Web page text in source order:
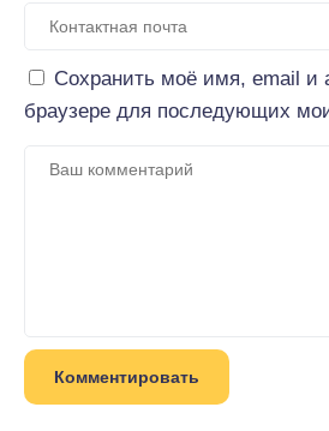
Сохранить моё имя, email и
браузере для последующих